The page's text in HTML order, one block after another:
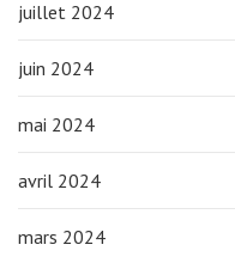
juillet 2024
juin 2024
mai 2024
avril 2024
mars 2024